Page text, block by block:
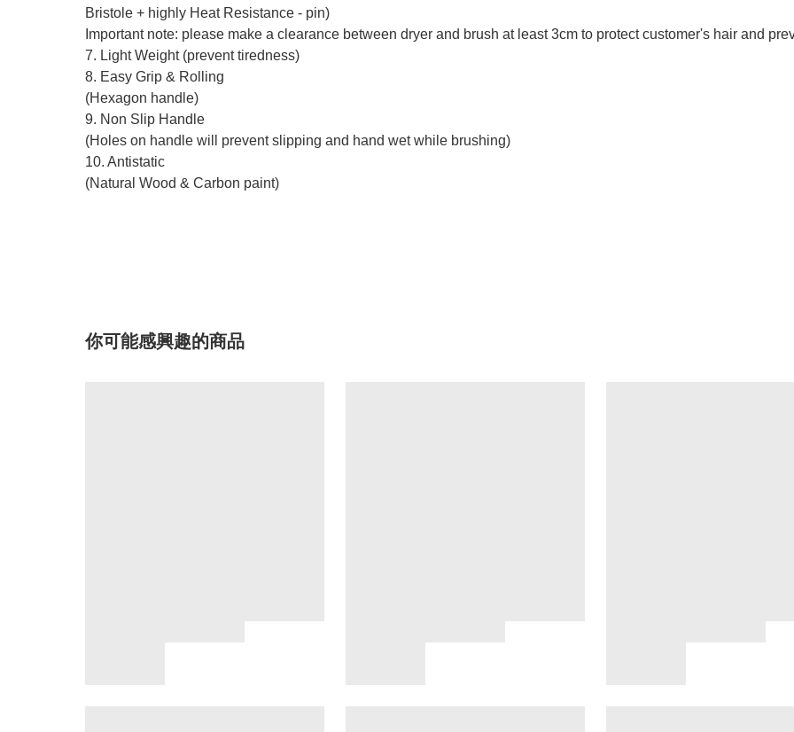
Bristole + highly Heat Resistance - pin)
Important note: please make a clearance between dryer and brush at least 3cm to protect customer's hair and
7. Light Weight (prevent tiredness)
8. Easy Grip & Rolling
(Hexagon handle)
9. Non Slip Handle
(Holes on handle will prevent slipping and hand wet while brushing)
10. Antistatic
(Natural Wood & Carbon paint)
你可能感興趣的商品